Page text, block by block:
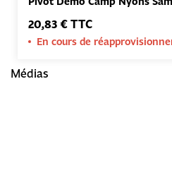
20,83 € TTC
En cours de
Médias